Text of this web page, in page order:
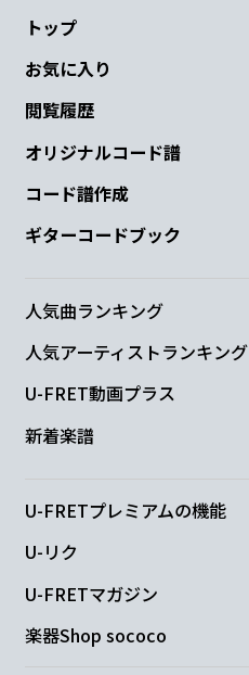
トップ
お気に入り
閲覧履歴
オリジナルコード譜
コード譜作成
ギターコードブック
人気曲ランキング
人気アーティストランキング
U-FRET動画プラス
新着楽譜
U-FRETプレミアムの機能
U-リク
U-FRETマガジン
楽器Shop sococo